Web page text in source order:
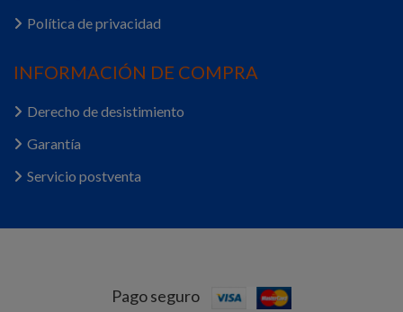
Política de privacidad
INFORMACIÓN DE COMPRA
Derecho de desistimiento
Garantía
Servicio postventa
Pago seguro